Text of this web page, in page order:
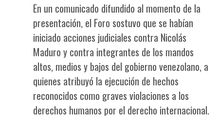
En un comunicado difundido al momento de la
presentación, el Foro sostuvo que se habían
iniciado acciones judiciales contra Nicolás
Maduro y contra integrantes de los mandos
altos, medios y bajos del gobierno venezolano, a
quienes atribuyó la ejecución de hechos
reconocidos como graves violaciones a los
derechos humanos por el derecho internacional.